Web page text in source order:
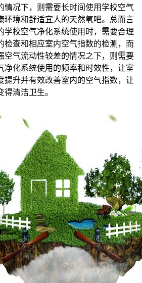
情况下，则需要长时间使用学校空气
环境和舒适宜人的天然氧吧。总而言
学校空气净化系统使用时，需要合理
检查和相应室内空气指数的检测，而
空气流动性较差的情况之下，则需要
净化系统使用的频率和时效性，让室
提升并有效改善室内的空气指数，让
清洁卫生。